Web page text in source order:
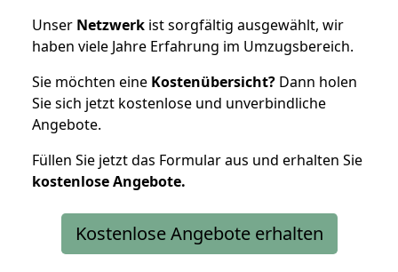
Unser Netzwerk ist sorgfältig ausgewählt, wir
haben viele Jahre Erfahrung im Umzugsbereich.
Sie möchten eine Kostenübersicht? Dann holen
Sie sich jetzt kostenlose und unverbindliche
Angebote.
Füllen Sie jetzt das Formular aus und erhalten Sie
kostenloseAngebote.
Kostenlose Angebote erhalten